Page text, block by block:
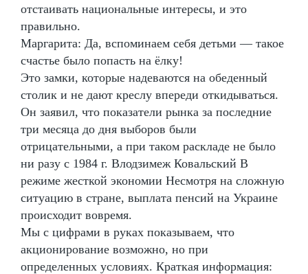
отстаивать национальные интересы, и это
правильно.
Маргарита: Да, вспоминаем себя детьми — такое
счастье было попасть на ёлку!
Это замки, которые надеваются на обеденный
столик и не дают креслу впереди откидываться.
Он заявил, что показатели рынка за последние
три месяца до дня выборов были
отрицательными, а при таком раскладе не было
ни разу с 1984 г. Влодзимеж Ковальский В
режиме жесткой экономии Несмотря на сложную
ситуацию в стране, выплата пенсий на Украине
происходит вовремя.
Мы с цифрами в руках показываем, что
акционирование возможно, но при
определенных условиях. Краткая информация: